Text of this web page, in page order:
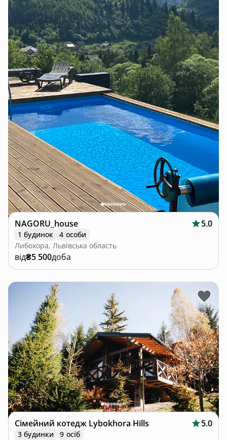
NAGORU_house 5.0
1 будинок
4 особи
Либохора, Львівська область
від₴5 500доба
Сімейний котедж Lybokhora Hills 5.0
3 будинки
9 осіб